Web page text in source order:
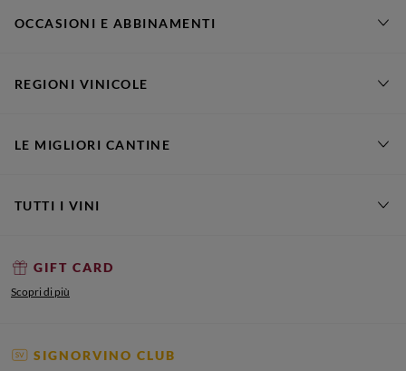
OCCASIONI E ABBINAMENTI
REGIONI VINICOLE
LE MIGLIORI CANTINE
TUTTI I VINI
GIFT CARD
Scopri di più
SIGNORVINO CLUB